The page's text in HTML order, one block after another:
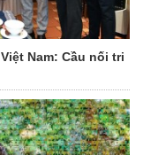
Nam: Cầu nối tri